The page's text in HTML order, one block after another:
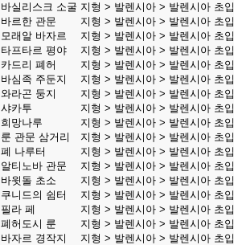
바실리스크 소굴 지형 > 발렌시아 > 발렌시아 초입
바르한 관문
지형 > 발렌시아 > 발렌시아 초입
모래알 바자르
지형 > 발렌시아 > 발렌시아 초입
타프타르 평야
지형 > 발렌시아 > 발렌시아 초입
카드리 폐허
지형 > 발렌시아 > 발렌시아 초입
바심족 주둔지
지형 > 발렌시아 > 발렌시아 초입
와라곤 둥지
지형 > 발렌시아 > 발렌시아 초입
샤카투
지형 > 발렌시아 > 발렌시아 초입
희망나루
지형 > 발렌시아 > 발렌시아 초입
룬 관문 삼거리
지형 > 발렌시아 > 발렌시아 초입
폐 나루터
지형 > 발렌시아 > 발렌시아 초입
알티노바 관문
지형 > 발렌시아 > 발렌시아 초입
바윗돌 초소
지형 > 발렌시아 > 발렌시아 초입
쿠니드의 쉼터
지형 > 발렌시아 > 발렌시아 초입
필라 페
지형 > 발렌시아 > 발렌시아 초입
폐허도시 룬
지형 > 발렌시아 > 발렌시아 초입
바자르 경작지
지형 > 발렌시아 > 발렌시아 초입